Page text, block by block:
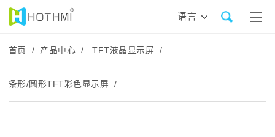
语言
首页 / 产品中心 / TFT液晶显示屏 /
条形/圆形TFT彩色显示屏 /